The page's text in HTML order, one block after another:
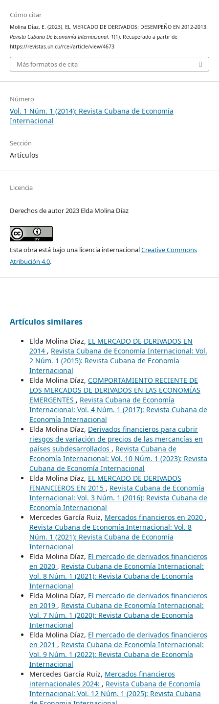
Cómo citar
Molina Díaz, E. (2023). EL MERCADO DE DERIVADOS: DESEMPEÑO EN 2012-2013.
Revista Cubana De Economía Internacional, 1(1). Recuperado a partir de
https://revistas.uh.cu/rcei/article/view/4673
Más formatos de cita
Número
Vol. 1 Núm. 1 (2014): Revista Cubana de Economía
Internacional
Sección
Artículos
Licencia
Derechos de autor 2023 Elda Molina Díaz
Esta obra está bajo una licencia internacionalCreative Commons
Atribución 4.0.
Artículos similares
Elda Molina Díaz, EL MERCADO DE DERIVADOS EN
2014 , Revista Cubana de Economía Internacional: Vol.
2 Núm. 1 (2015): Revista Cubana de Economía
Internacional
Elda Molina Díaz, COMPORTAMIENTO RECIENTE DE
LOS MERCADOS DE DERIVADOS EN LAS ECONOMÍAS
EMERGENTES , Revista Cubana de Economía
Internacional: Vol. 4 Núm. 1 (2017): Revista Cubana de
Economía Internacional
Elda Molina Díaz, Derivados financieros para cubrir
riesgos de variación de precios de las mercancías en
países subdesarrollados , Revista Cubana de
Economía Internacional: Vol. 10 Núm. 1 (2023): Revista
Cubana de Economía Internacional
Elda Molina Díaz, EL MERCADO DE DERIVADOS
FINANCIEROS EN 2015 , Revista Cubana de Economía
Internacional: Vol. 3 Núm. 1 (2016): Revista Cubana de
Economía Internacional
Mercedes García Ruiz, Mercados financieros en 2020 ,
Revista Cubana de Economía Internacional: Vol. 8
Núm. 1 (2021): Revista Cubana de Economía
Internacional
Elda Molina Díaz, El mercado de derivados financieros
en 2020 , Revista Cubana de Economía Internacional:
Vol. 8 Núm. 1 (2021): Revista Cubana de Economía
Internacional
Elda Molina Díaz, El mercado de derivados financieros
en 2019 , Revista Cubana de Economía Internacional:
Vol. 7 Núm. 1 (2020): Revista Cubana de Economía
Internacional
Elda Molina Díaz, El mercado de derivados financieros
en 2021 , Revista Cubana de Economía Internacional:
Vol. 9 Núm. 1 (2022): Revista Cubana de Economía
Internacional
Mercedes García Ruiz, Mercados financieros
internacionales 2024: , Revista Cubana de Economía
Internacional: Vol. 12 Núm. 1 (2025): Revista Cubana